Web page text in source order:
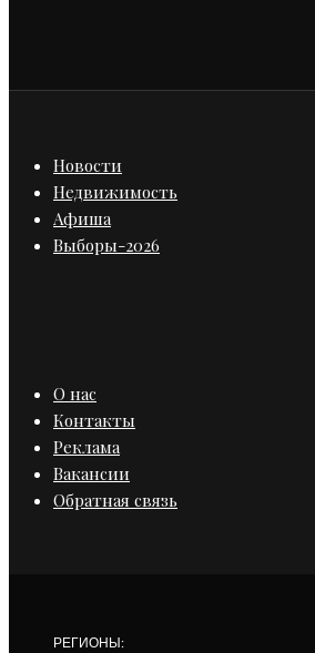
Новости
Недвижимость
Афиша
Выборы-2026
О нас
Контакты
Реклама
Вакансии
Обратная связь
РЕГИОНЫ: